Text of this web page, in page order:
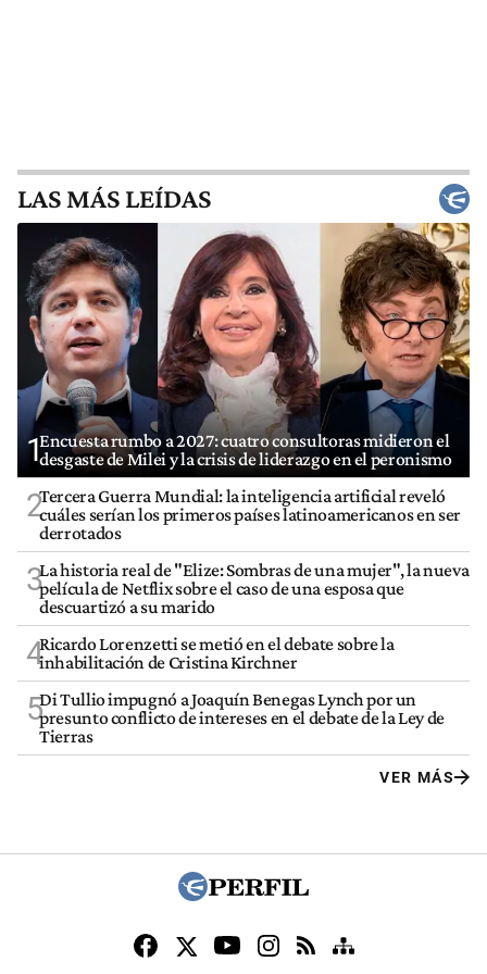
LAS MÁS LEÍDAS
1Encuesta rumbo a 2027: cuatro consultoras midieron el
desgaste de Milei y la crisis de liderazgo en el peronismo
2Tercera Guerra Mundial: la inteligencia artificial reveló
cuáles serían los primeros países latinoamericanos en ser
derrotados
3La historia real de "Elize: Sombras de una mujer", la nueva
película de Netflix sobre el caso de una esposa que
descuartizó a su marido
4Ricardo Lorenzetti se metió en el debate sobre la
inhabilitación de Cristina Kirchner
5Di Tullio impugnó a Joaquín Benegas Lynch por un
presunto conflicto de intereses en el debate de la Ley de
Tierras
VER MÁS